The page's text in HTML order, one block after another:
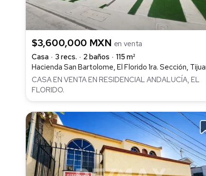
$3,600,000 MXN en venta
Casa
3 recs. 2 baños
115 m²
Hacienda San Bartolome, El Florido 1ra. Sección,
CASA EN VENTA EN RESIDENCIAL ANDALUCÍA, EL
FLORIDO.